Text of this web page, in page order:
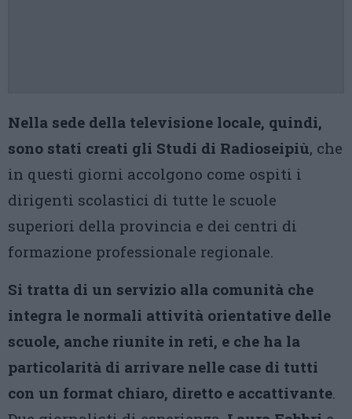
Nella sede della televisione locale, quindi,
sono stati creati gli Studi di Radioseipiù, che
in questi giorni accolgono come ospiti i
dirigenti scolastici di tutte le scuole
superiori della provincia e dei centri di
formazione professionale regionale.
Si tratta di un servizio alla comunità che
integra le normali attività orientative delle
scuole, anche riunite in reti, e che ha la
particolarità di arrivare nelle case di tutti
con un format chiaro, diretto e accattivante.